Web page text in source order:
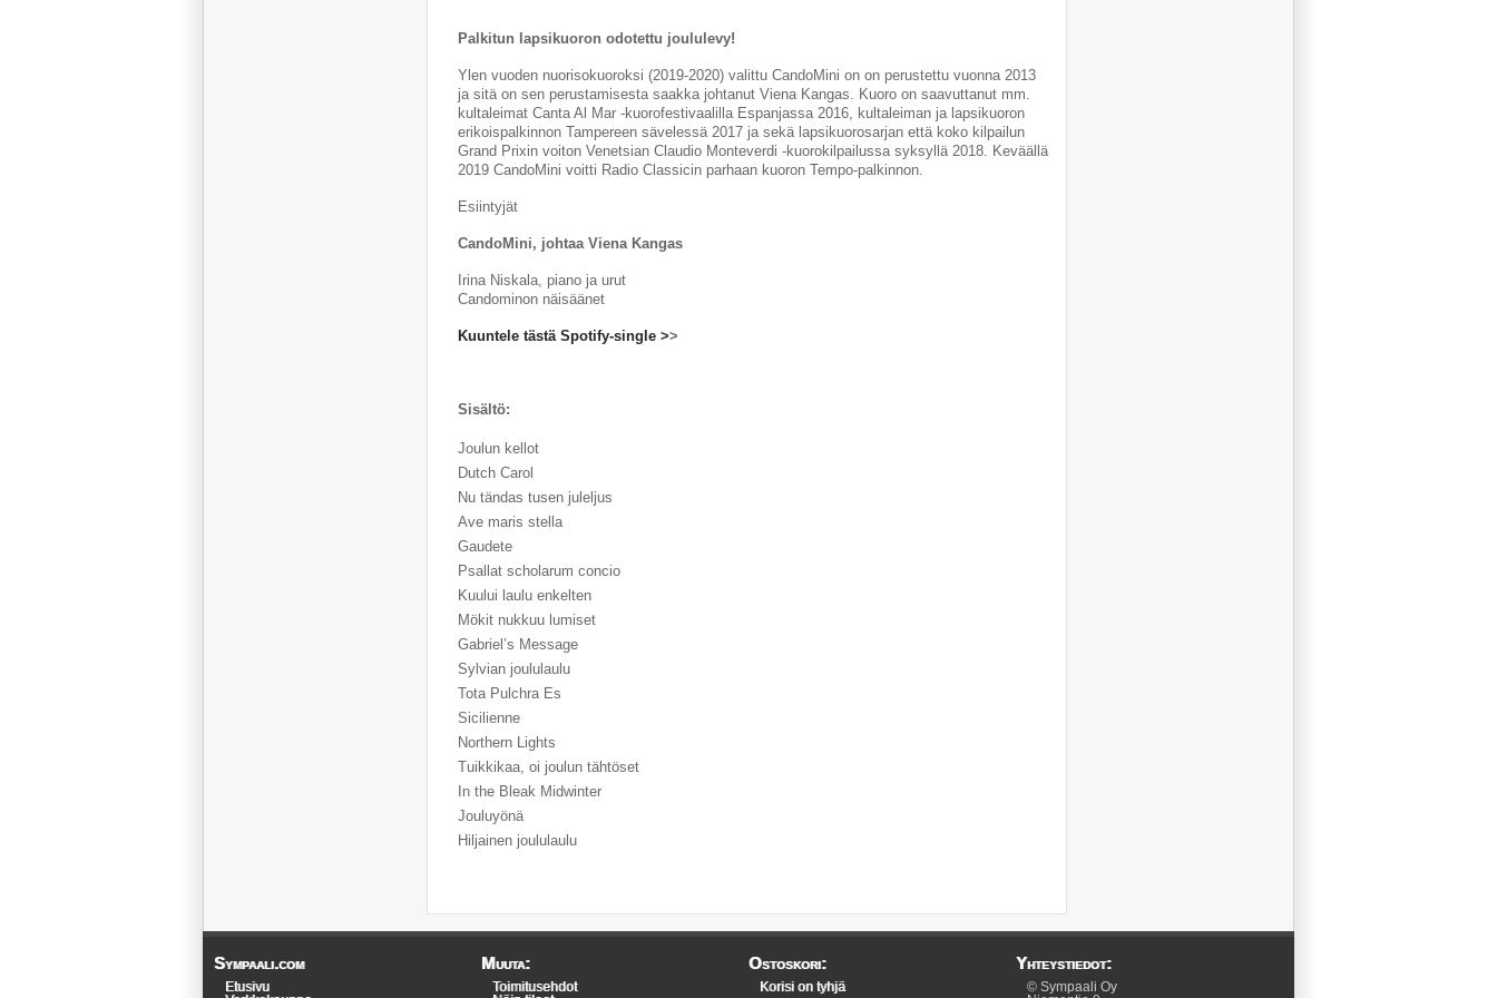
Palkitun lapsikuoron odotettu joululevy!
Ylen vuoden nuorisokuoroksi (2019-2020) valittu CandoMini on on perustettu vuonna 2013
ja sitä on sen perustamisesta saakka johtanut Viena Kangas. Kuoro on saavuttanut mm.
kultaleimat Canta Al Mar -kuorofestivaalilla Espanjassa 2016, kultaleiman ja lapsikuoron
erikoispalkinnon Tampereen sävelessä 2017 ja sekä lapsikuorosarjan että koko kilpailun
Grand Prixin voiton Venetsian Claudio Monteverdi -kuorokilpailussa syksyllä 2018. Keväällä
2019 CandoMini voitti Radio Classicin parhaan kuoron Tempo-palkinnon.
Esiintyjät
CandoMini, johtaa Viena Kangas
Irina Niskala, piano ja urut
Candominon näisäänet
Kuuntele tästä Spotify-single >>
Sisältö:
Joulun kellot
Dutch Carol
Nu tändas tusen juleljus
Ave maris stella
Gaudete
Psallat scholarum concio
Kuului laulu enkelten
Mökit nukkuu lumiset
Gabriel’s Message
Sylvian joululaulu
Tota Pulchra Es
Sicilienne
Northern Lights
Tuikkikaa, oi joulun tähtöset
In the Bleak Midwinter
Jouluyönä
Hiljainen joululaulu
Sympaali.com
Etusivu
Muuta:
Toimitusehdot
Ostoskori:
Korisi on tyhjä
Yhteystiedot:
© Sympaali Oy